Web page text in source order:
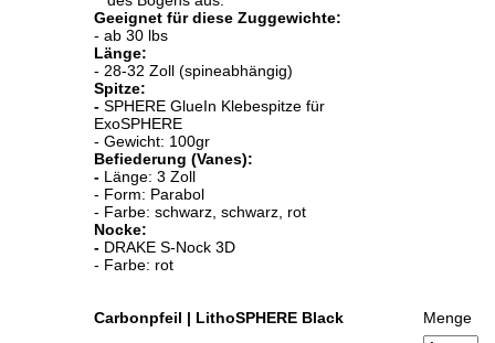
Geeignet für diese Zuggewichte:
- ab 30 lbs
Länge:
- 28-32 Zoll (spineabhängig)
Spitze:
- SPHERE GlueIn Klebespitze für
ExoSPHERE
- Gewicht: 100gr
Befiederung (Vanes):
- Länge: 3 Zoll
- Form: Parabol
- Farbe: schwarz, schwarz, rot
Nocke:
- DRAKE S-Nock 3D
- Farbe: rot
Carbonpfeil | LithoSPHERE Black
Menge